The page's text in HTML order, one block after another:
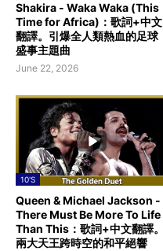
Shakira - Waka Waka (This
Time for Africa)：歌詞+中文
翻譯。引爆全人類熱血的足球
盛事主題曲
June 22, 2026
10'S
Queen & Michael Jackson -
There Must Be More To Life
Than This：歌詞+中文翻譯。
兩大天王跨時空的和平絕響